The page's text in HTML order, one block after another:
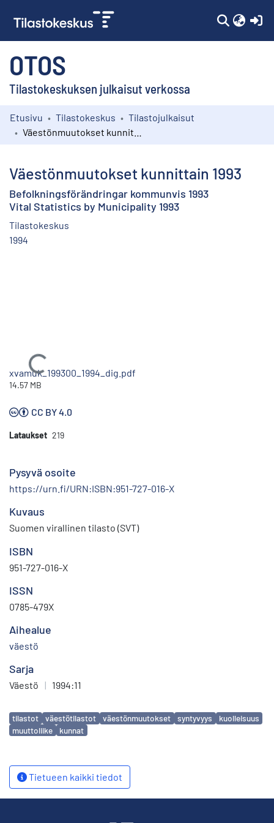
OTOS
Tilastokeskuksen julkaisut verkossa
Kokoelmat
Etusivu Tilastokeskus
Tilastojulkaisut
Väestönmuutokset kunnittain 1993
Befolkningsförändringar kommunvis 1993
Vital Statistics by Municipality 1993
Tilastokeskus
1994
Ladataan...
xvamuk_199300_1994_dig.pdf
14.57 MB
CC BY 4.0
Lataukset 219
Pysyvä osoite
https://urn.fi/URN:ISBN:951-727-016-X
Kuvaus
Suomen virallinen tilasto (SVT)
ISBN
951-727-016-X
ISSN
0785-479X
Aihealue
väestö
Sarja
Väestö | 1994:11
Avainsanat
tilastot väestötilastot väestönmuutokset syntyvyys
kuolleisuus
muuttoliike
kunnat
Tietueen kaikki tiedot